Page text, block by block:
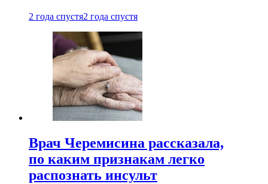
2 года спустя2 года спустя
Врач Черемисина рассказала,
по каким признакам легко
распознать инсульт